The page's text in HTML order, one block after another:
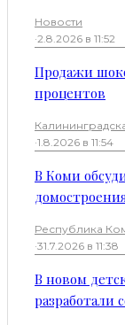
Новости
·2.8.2026 в 11:52
Продажи
процентов
·1.8.2026 в 11:54
В Коми
Республика
·31.7.2026 в 11:38
В новом
разработали